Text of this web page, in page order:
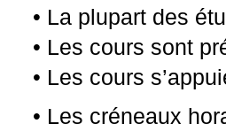
• La plupart des
• Les cours sont
• Les cours
• Les créneaux